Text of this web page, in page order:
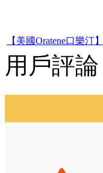
【美國Oratene口樂
用戶評論